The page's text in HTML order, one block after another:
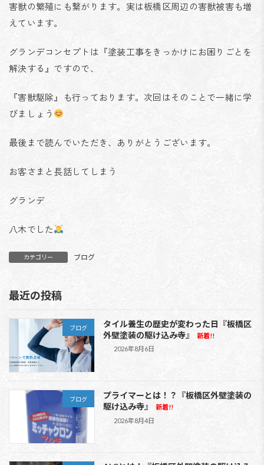
害獣の繁殖にも繋がります。実は板橋区周辺の害獣被害も増
えています。
グランデコンセプトは『塗装工事をきっかけにお困りごとを
解決する』ですので、
『害獣駆除』も行っております。次回はそのことで一緒に学
びましょう
最後まで読んでいただき、ありがとうございます。
お客さまと長話してしまう
グランデ
八木でした
カテゴリー ブログ
最近の投稿
ブログ
タイル養生の歴史が変わった日『板橋区
外壁塗装の駆け込み寺』
新着!!
2026年8月6日
ブログ
プライマーとは！？『板橋区外壁塗装の
駆け込み寺』
新着!!
2026年8月4日